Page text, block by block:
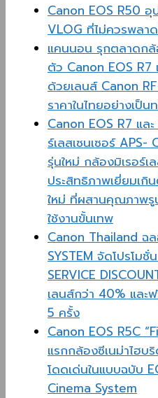
Canon EOS R50
VLOG ที่ไม่ควรพลา
แคนนอน รุกตลาดกล้
ตัว Canon EOS R7
ด้วยเลนส์ Canon
ราคาในไทยอย่างเป็น
Canon EOS R7 แล
ร์เลสเซนเซอร์ APS-
รุ่นใหม่ กล้องมิเรอร์เ
ประสิทธิภาพเยี่ยมเ
ใหม่ ที่ผสานคุณภาพรู
ใช้งานขั้นเทพ
Canon Thailand ฉ
SYSTEM จัดโปรโมชั่
SERVICE
เลนส์กว่า 40% และ
5 ครั้ง
Canon EOS R5C
แรกกล้องซีเนม่าไฮ
โดดเด่นในแบบฉบับ
Cinema System